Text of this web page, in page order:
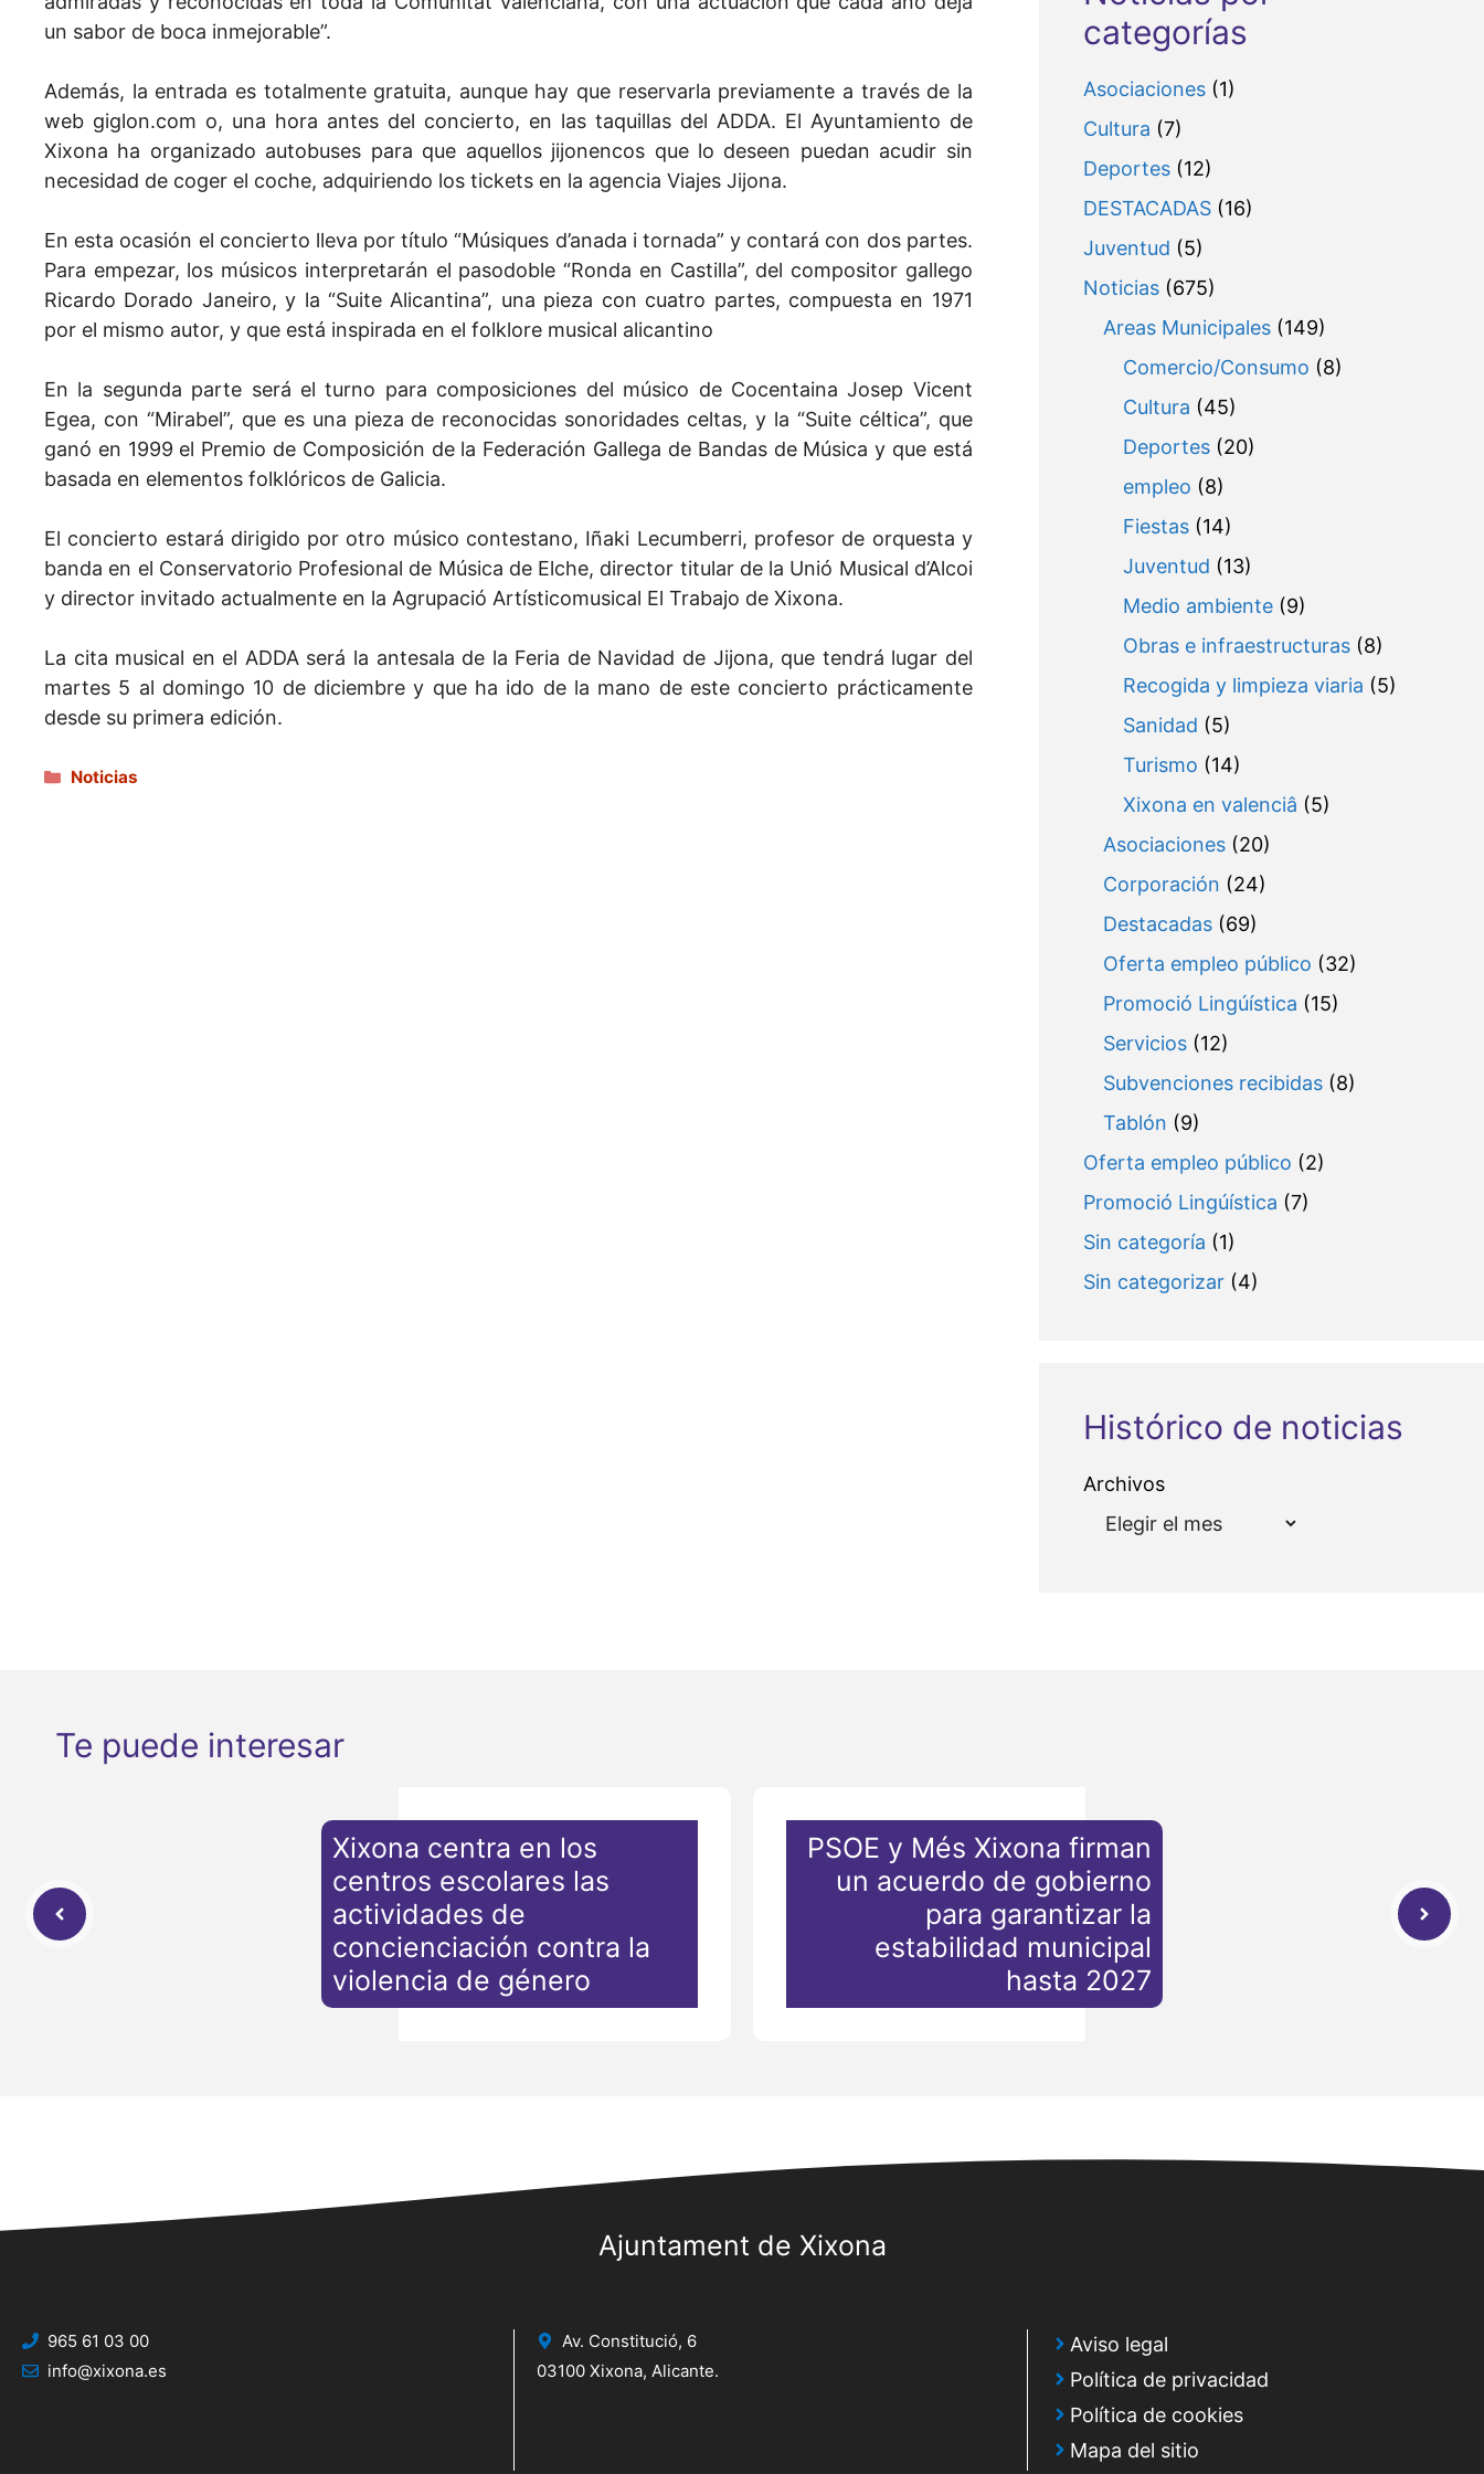
un sabor de boca inmejorable”.
Además, la entrada es totalmente gratuita, aunque hay que reservarla previamente a través de la
web giglon.com o, una hora antes del concierto, en las taquillas del ADDA. El Ayuntamiento de
Xixona ha organizado autobuses para que aquellos jijonencos que lo deseen puedan acudir sin
necesidad de coger el coche, adquiriendo los tickets en la agencia Viajes Jijona.
En esta ocasión el concierto lleva por título “Músiques d’anada i tornada” y contará con dos partes.
Para empezar, los músicos interpretarán el pasodoble “Ronda en Castilla”, del compositor gallego
Ricardo Dorado Janeiro, y la “Suite Alicantina”, una pieza con cuatro partes, compuesta en 1971
por el mismo autor, y que está inspirada en el folklore musical alicantino
En la segunda parte será el turno para composiciones del músico de Cocentaina Josep Vicent
Egea, con “Mirabel”, que es una pieza de reconocidas sonoridades celtas, y la “Suite céltica”, que
ganó en 1999 el Premio de Composición de la Federación Gallega de Bandas de Música y que está
basada en elementos folklóricos de Galicia.
El concierto estará dirigido por otro músico contestano, Iñaki Lecumberri, profesor de orquesta y
banda en el Conservatorio Profesional de Música de Elche, director titular de la Unió Musical d’Alcoi
y director invitado actualmente en la Agrupació Artísticomusical El Trabajo de Xixona.
La cita musical en el ADDA será la antesala de la Feria de Navidad de Jijona, que tendrá lugar del
martes 5 al domingo 10 de diciembre y que ha ido de la mano de este concierto prácticamente
desde su primera edición.
Categorías
Noticias
categorías
Asociaciones(1)
Cultura (7)
Deportes(12)
DESTACADAS(16)
Juventud (5)
Noticias(675)
Areas Municipales(149)
Comercio/Consumo (8)
Cultura (45)
Deportes(20)
empleo (8)
Fiestas(14)
Juventud (13)
Medio ambiente(9)
Obras e infraestructuras(8)
Recogida y limpieza viaria (5)
Sanidad (5)
Turismo (14)
Xixona en valenciâ (5)
Asociaciones(20)
Corporación (24)
Destacadas(69)
Oferta empleo público (32)
Promoció Lingúística (15)
Servicios(12)
Subvenciones recibidas(8)
Tablón (9)
Oferta empleo público (2)
Promoció Lingúística (7)
Sin categoría (1)
Sin categorizar(4)
Histórico de noticias
Archivos
Te puede interesar
Xixona centra en los
centros escolares las
actividades de
concienciación contra la
violencia de género
PSOE y Més Xixona firman
un acuerdo de gobierno
para garantizar la
estabilidad municipal
hasta 2027
Ajuntament de Xixona
965 61 03 00
info@xixona.es
Av. Constitució, 6
03100 Xixona, Alicante.
Aviso legal
Política de privacidad
Política de cookies
Mapa del sitio